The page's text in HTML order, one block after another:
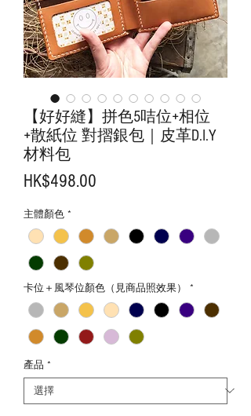
【好好縫】拼色5咭位+相位
+散紙位 對摺銀包｜皮革D.I.Y
材料包
HK$498.00
主體顏色 *
卡位＋風琴位顏色（見商品照效果） *
產品 *